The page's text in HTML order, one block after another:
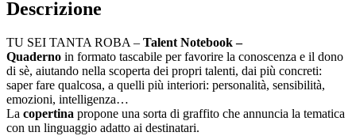
Descrizione
TU SEI TANTA ROBA – Talent Notebook –
Quaderno in formato tascabile per favorire la conoscenza e il dono
di sè, aiutando nella scoperta dei propri talenti, dai più concreti:
saper fare qualcosa, a quelli più interiori: personalità, sensibilità,
emozioni, intelligenza…
La copertina propone una sorta di graffito che annuncia la tematica
con un linguaggio adatto ai destinatari.